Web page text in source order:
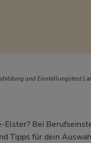
und Einstellungstest
Bei
Tipps für dein